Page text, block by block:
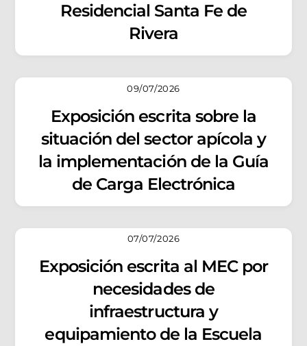
Residencial Santa Fe de
Rivera
09/07/2026
Exposición escrita sobre la
situación del sector apícola y
la implementación de la Guía
de Carga Electrónica
07/07/2026
Exposición escrita al MEC por
necesidades de
infraestructura y
equipamiento de la Escuela